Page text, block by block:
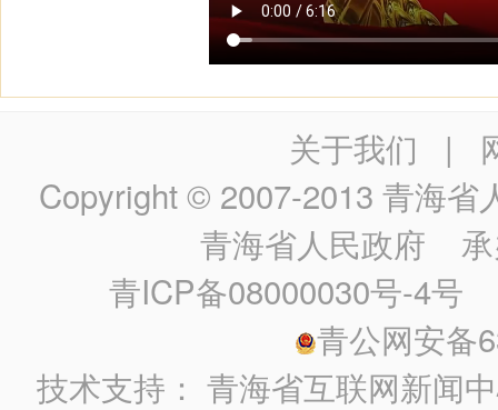
关于我们 |
Copyright © 2007-2013 青海省
青海省人民政府 承
青ICP备08000030号-4号
青公网安备
技术支持：青海省互联网新闻